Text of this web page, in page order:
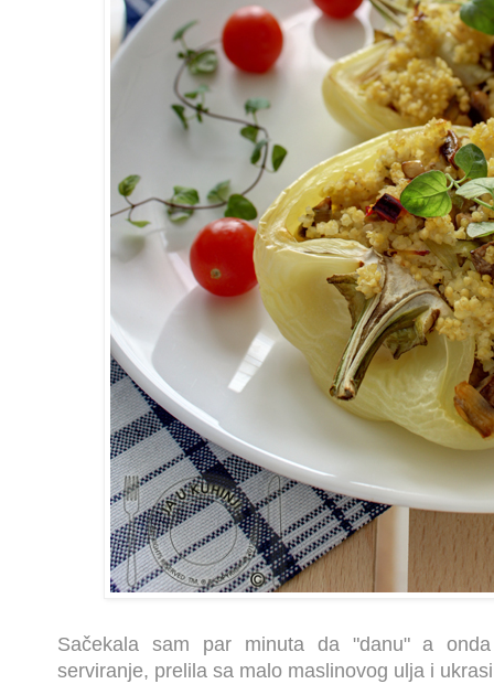
Sačekala sam par minuta da "danu" a
serviranje, prelila sa malo maslinovog ulja i